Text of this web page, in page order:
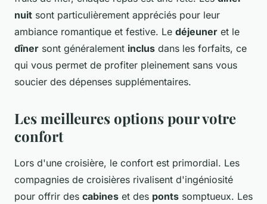
nuit sont particulièrement appréciés pour leur
ambiance romantique et festive. Le déjeuner et le
dîner sont généralement inclus dans les forfaits, ce
qui vous permet de profiter pleinement sans vous
soucier des dépenses supplémentaires.
Les meilleures options pour votre
confort
Lors d'une croisière, le confort est primordial. Les
compagnies de croisières rivalisent d'ingéniosité
pour offrir des cabines et des ponts somptueux. Les